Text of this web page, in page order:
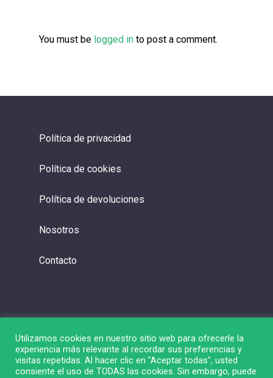
You must be logged in to post a comment.
Política de privacidad
Política de cookies
Política de devoluciones
Nosotros
Contacto
Utilizamos cookies en nuestro sitio web para ofrecerle la
experiencia más relevante al recordar sus preferencias y
visitas repetidas. Al hacer clic en "Aceptar todas", usted
consiente el uso de TODAS las cookies. Sin embargo, puede